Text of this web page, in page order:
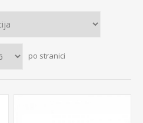
po stranici